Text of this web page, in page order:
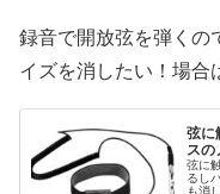
録音で開放弦を弾くの
イズを消したい！場合
弦に
スの
弦に
るし
も消